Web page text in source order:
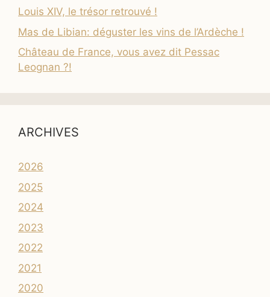
Louis XIV, le trésor retrouvé !
Mas de Libian: déguster les vins de l’Ardèche !
Château de France, vous avez dit Pessac
Leognan ?!
ARCHIVES
2026
2025
2024
2023
2022
2021
2020